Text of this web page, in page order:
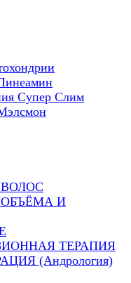
Супер Слим
И
ТЕРАПИЯ
(Андрология)